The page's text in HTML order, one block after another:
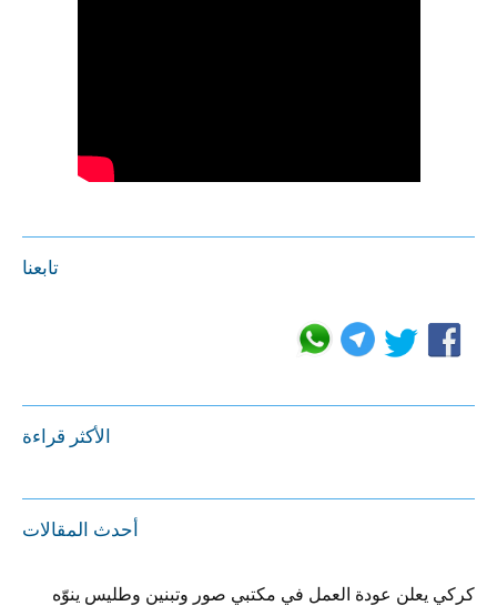
تابعنا
الأكثر قراءة
أحدث المقالات
كركي يعلن عودة العمل في مكتبي صور وتبنين وطليس ينوّه